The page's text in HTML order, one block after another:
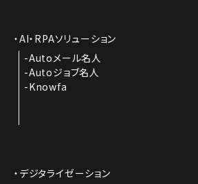
AI・RPAソリューション
Autoメール名人
Autoジョブ名人
Knowfa
デジタライゼーション